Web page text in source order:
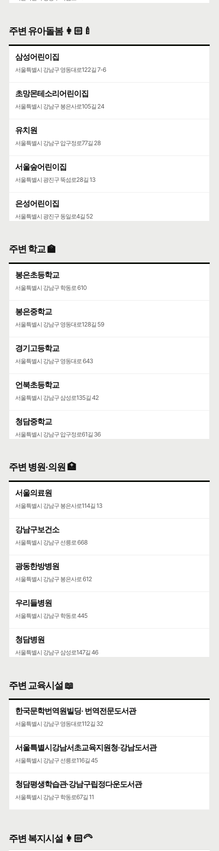
주변 유아돌봄 👩🏻‍🍼
삼성어린이집
서울특별시 강남구 영동대로122길 7-6
초망몬테소리어린이집
서울특별시 강남구 봉은사로105길 24
유치원
서울특별시 강남구 압구정로77길 28
서울숲어린이집
서울특별시 광진구 뚝섬로28길 13
은성어린이집
서울특별시 광진구 동일로4길 52
서울특별시 광진구 능동로3마길 1
주변 학교 🏫
봉은초등학교
서울특별시 강남구 학동로 610
봉은중학교
서울특별시 강남구 영동대로128길 59
경기고등학교
서울특별시 강남구 영동대로 643
언북초등학교
서울특별시 강남구 삼성로135길 42
청담중학교
서울특별시 강남구 압구정로61길 36
서울특별시 광진구 자양강변길 73
주변 병원·의원 🏥
서울의료원
서울특별시 강남구 봉은사로114길 13
강남구보건소
서울특별시 강남구 선릉로 668
광동한방병원
서울특별시 강남구 봉은사로 612
우리들병원
서울특별시 강남구 학동로 445
청담병원
서울특별시 강남구 삼성로147길 46
주변 교육시설 📖
한국문학번역원빌딩· 번역전문도서관
서울특별시 강남구 영동대로112길 32
서울특별시강남서초교육지원청·강남도서관
서울특별시 강남구 선릉로116길 45
청담평생학습관·강남구립정다운도서관
서울특별시 강남구 학동로67길 11
주변 복지시설 👩🏻‍🦳